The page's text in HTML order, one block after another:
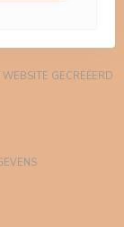
GECREËERD
EEN NIEUW VENSTER))
((OPENT IN EEN
IN EEN NIEUW